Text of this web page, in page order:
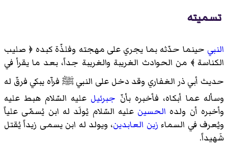
تسميته
النبي حينما حدّثه بما يجري على مهجته وفلذّة كبده ﴿ صليب
الكناسة ﴾ من الحوادث الغريبة والغريبة جداً، بعد ما يقرأ في
حديث أبي ذر الغفاري وقد دخل على النبيﷺ فرآه يبكي فرقّ له
وسأله عما أبكاه، فأخبره بأنّ جبرئيل عليه السّلام هبط عليه
وأخبره أن ولده الحسين عليه السّلام يُولَد له ابن يُسمّى علياً
ويُعرف في السماء زين العابدين، ويولد له ابن يسمى زيداً يُقتل
شَهيداً.